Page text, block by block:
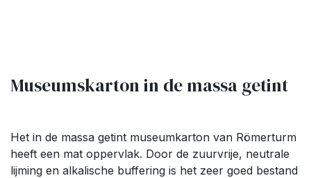
Museumskarton in de massa getint
Het in de massa getint museumkarton van Römerturm
heeft een mat oppervlak. Door de zuurvrije, neutrale
lijming en alkalische buffering is het zeer goed bestand